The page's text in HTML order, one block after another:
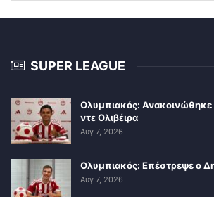
SUPER LEAGUE
Ολυμπιακός:
ντε Ολιβέιρα
Αυγ 7, 2026
Ολυμπιακός: Επέστρεψε ο
Αυγ 7, 2026